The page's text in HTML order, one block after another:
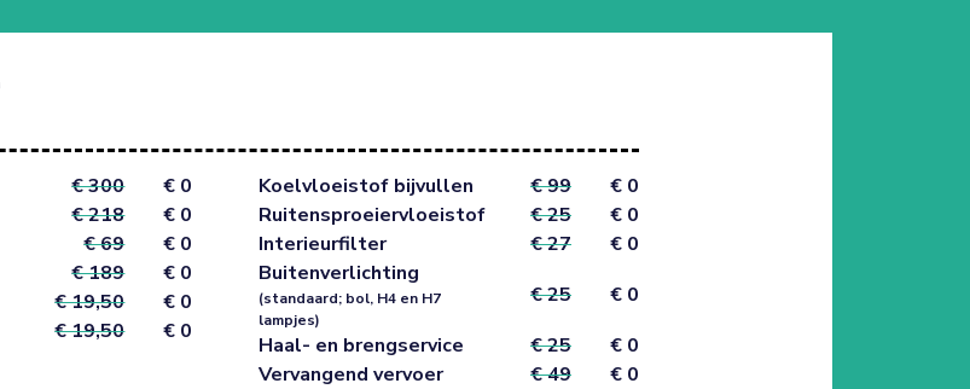
€ 300
€ 0
€ 218
€ 0
€ 69
€ 0
€ 189
€ 0
€ 19,50
€ 0
€ 19,50 € 0
Koelvloeistof bijvullen € 99
€ 0
Ruitensproeiervloeistof
€ 25
€ 0
Interieurfilter
€ 27
€ 0
Buitenverlichting
(standaard; bol, H4 en H7
lampjes)
€ 25
€ 0
Haal- en brengservice
€ 25
€ 0
Vervangend vervoer
€ 49 € 0